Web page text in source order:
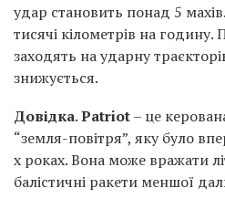
удар становить понад 5
тисячі кілометрів на
заходять на ударну
знижується.
Довідка.Patriot– це
“земля-повітря”, яку було
х роках. Вона може вражати
балістичні ракети меншої